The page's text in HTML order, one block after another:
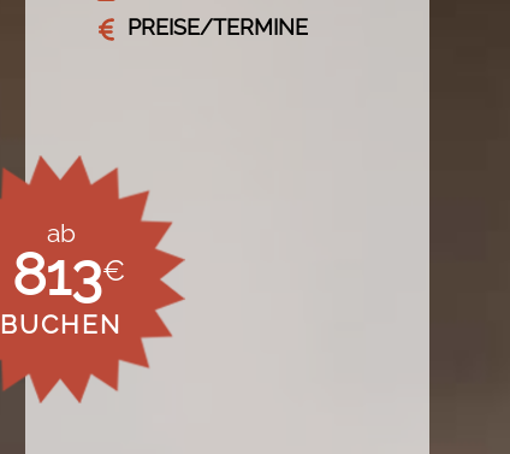
PREISE/TERMINE
ab
813€
BUCHEN